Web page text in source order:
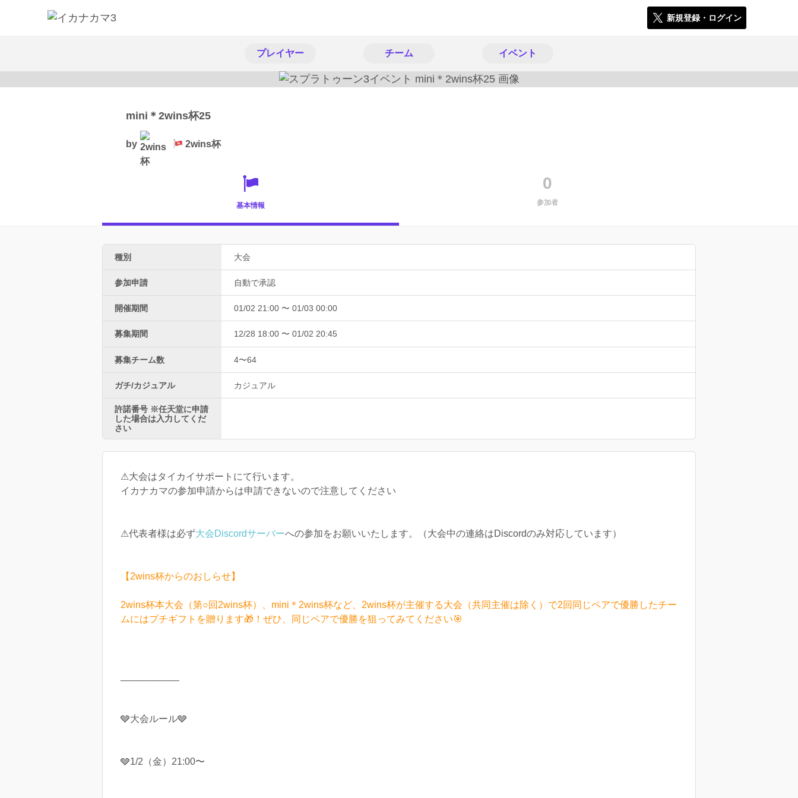
新規登録・ログイン
プレイヤー チーム イベント
mini＊2wins杯25
by 2wins杯
基本情報
0
参加者
種別 大会
参加申請 自動で承認
開催期間 01/02 21:00 〜 01/03 00:00
募集期間 12/28 18:00 〜 01/02 20:45
募集チーム数 4〜64
ガチ/カジュアル カジュアル
許諾番号 ※任天堂に申請
した場合は入力してくだ
さい
⚠︎大会はタイカイサポートにて行います。
イカナカマの参加申請からは申請できないので注意してください
⚠︎代表者様は必ず大会Discordサーバーへの参加をお願いいたします。（大会中の連絡はDiscordのみ対応しています）
【2wins杯からのおしらせ】
2wins杯本大会（第○回2wins杯）、mini＊2wins杯など、2wins杯が主催する大会（共同主催は除く）で2回同じペアで優勝したチー
ムにはプチギフトを贈ります🎁！ぜひ、同じペアで優勝を狙ってみてください🎯
🩶大会ルール🩶
🩶1/2（金）21:00〜